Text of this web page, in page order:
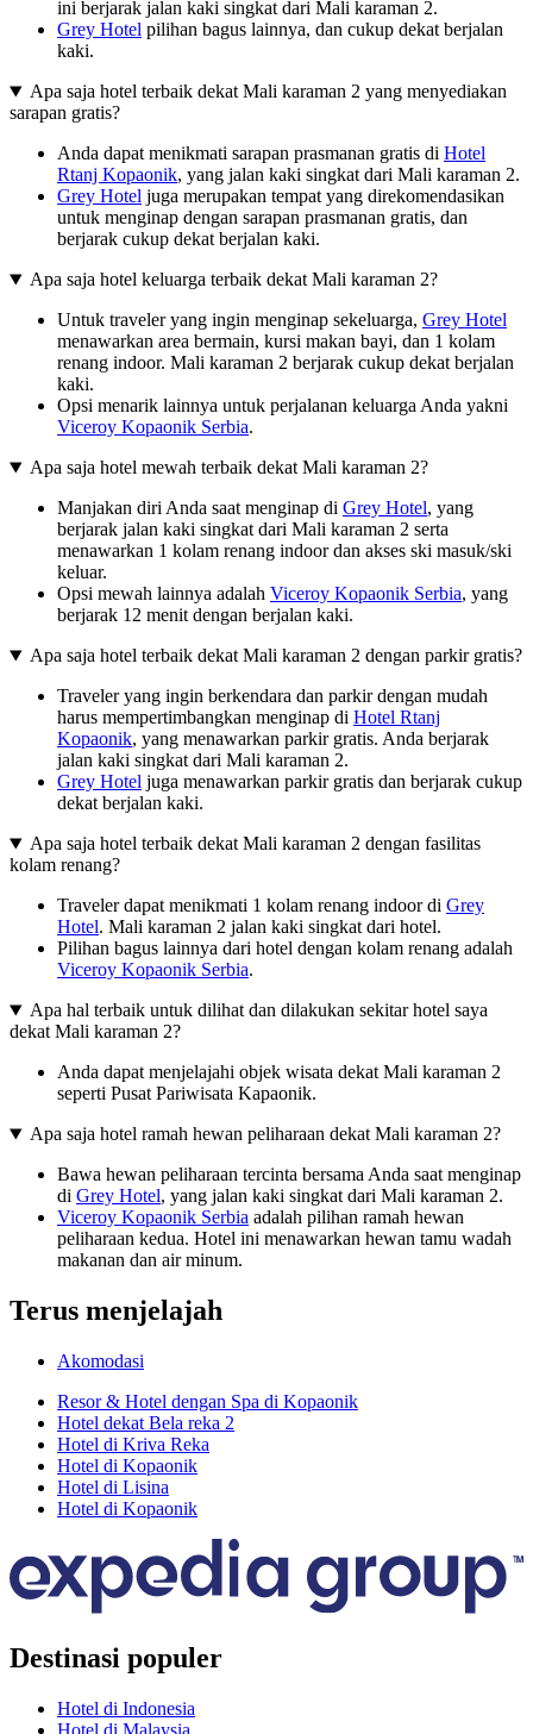
ini berjarak jalan kaki singkat dari Mali karaman 2.
Grey Hotel pilihan bagus lainnya, dan cukup dekat berjalan
kaki.
Apa saja hotel terbaik dekat Mali karaman 2 yang menyediakan
sarapan gratis?
Anda dapat menikmati sarapan prasmanan gratis di Hotel
Rtanj Kopaonik, yang jalan kaki singkat dari Mali karaman 2.
Grey Hotel juga merupakan tempat yang direkomendasikan
untuk menginap dengan sarapan prasmanan gratis, dan
berjarak cukup dekat berjalan kaki.
Apa saja hotel keluarga terbaik dekat Mali karaman 2?
Untuk traveler yang ingin menginap sekeluarga, Grey Hotel
menawarkan area bermain, kursi makan bayi, dan 1 kolam
renang indoor. Mali karaman 2 berjarak cukup dekat berjalan
kaki.
Opsi menarik lainnya untuk perjalanan keluarga Anda yakni
Viceroy Kopaonik Serbia.
Apa saja hotel mewah terbaik dekat Mali karaman 2?
Manjakan diri Anda saat menginap di Grey Hotel, yang
berjarak jalan kaki singkat dari Mali karaman 2 serta
menawarkan 1 kolam renang indoor dan akses ski masuk/ski
keluar.
Opsi mewah lainnya adalah Viceroy Kopaonik Serbia, yang
berjarak 12 menit dengan berjalan kaki.
Apa saja hotel terbaik dekat Mali karaman 2 dengan parkir gratis?
Traveler yang ingin berkendara dan parkir dengan mudah
harus mempertimbangkan menginap di Hotel Rtanj
Kopaonik, yang menawarkan parkir gratis. Anda berjarak
jalan kaki singkat dari Mali karaman 2.
Grey Hotel juga menawarkan parkir gratis dan berjarak cukup
dekat berjalan kaki.
Apa saja hotel terbaik dekat Mali karaman 2 dengan fasilitas
kolam renang?
Traveler dapat menikmati 1 kolam renang indoor di Grey
Hotel. Mali karaman 2 jalan kaki singkat dari hotel.
Pilihan bagus lainnya dari hotel dengan kolam renang adalah
Viceroy Kopaonik Serbia.
Apa hal terbaik untuk dilihat dan dilakukan sekitar hotel saya
dekat Mali karaman 2?
Anda dapat menjelajahi objek wisata dekat Mali karaman 2
seperti Pusat Pariwisata Kapaonik.
Apa saja hotel ramah hewan peliharaan dekat Mali karaman 2?
Bawa hewan peliharaan tercinta bersama Anda saat menginap
di Grey Hotel, yang jalan kaki singkat dari Mali karaman 2.
Viceroy Kopaonik Serbia adalah pilihan ramah hewan
peliharaan kedua. Hotel ini menawarkan hewan tamu wadah
makanan dan air minum.
Terus menjelajah
Akomodasi
Resor & Hotel dengan Spa di Kopaonik
Hotel dekat Bela reka 2
Hotel di Kriva Reka
Hotel di Kopaonik
Hotel di Lisina
Hotel di Kopaonik
Destinasi populer
Hotel di Indonesia